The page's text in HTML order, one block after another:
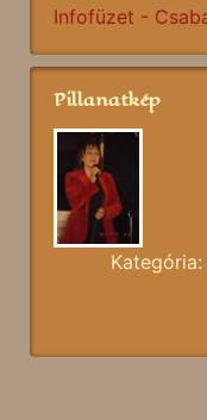
Infofüzet -
Pillanatkép
Kategória: